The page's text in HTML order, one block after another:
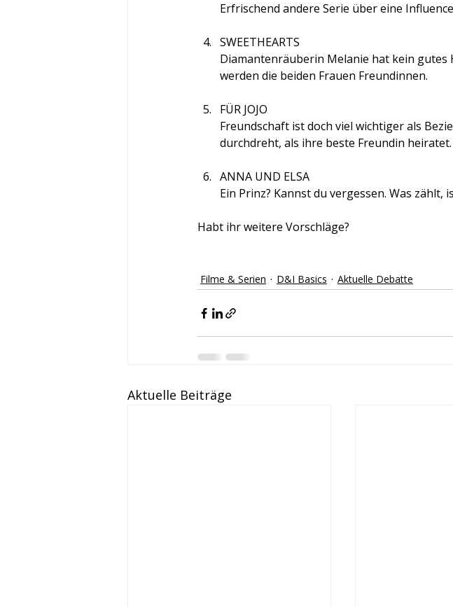
Erfrischend andere Serie über eine
SWEETHEARTS
Diamantenräuberin Melanie hat kein gutes
werden die beiden Frauen Freundinnen.
FÜR JOJO
Freundschaft ist doch viel wichtiger als
durchdreht, als ihre beste Freundin heiratet.
ANNA UND ELSA
Ein Prinz? Kannst du vergessen. Was zählt,
Habt ihr weitere Vorschläge?
Filme & Serien D&I Basics Aktuelle Debatte
Aktuelle Beiträge